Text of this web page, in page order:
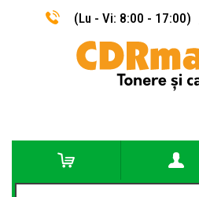
(Lu - Vi: 8:00 - 17:00)